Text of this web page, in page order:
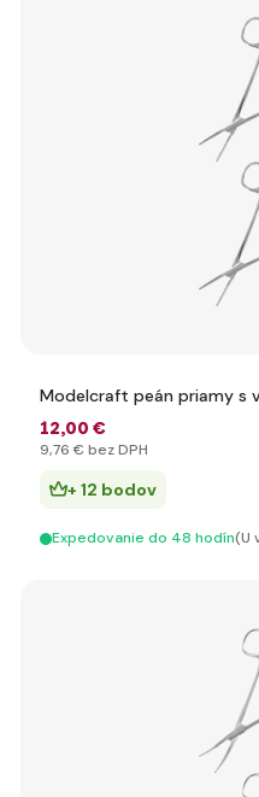
Modelcraft peán priamy s
12,00 €
9,76 € bez DPH
+ 12 bodov
Expedovanie do 48 hodín(U